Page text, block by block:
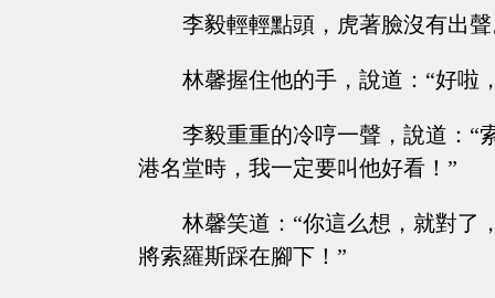
李毅輕輕點頭，虎著臉沒有出
林馨握住他的手，說道：“好啦
李毅重重的冷哼一聲，說道：“
港名堂時，我一定要叫他好看！”
林馨笑道：“你這么想，就對了
將索羅斯踩在腳下！”